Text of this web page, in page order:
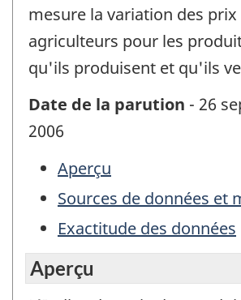
mesure la variation des
agriculteurs pour les
qu'ils produisent et qu'ils
Date de la parution - 26
2006
Aperçu
Sources de données et
Exactitude des données
Aperçu